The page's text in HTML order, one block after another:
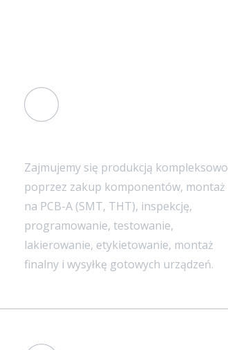
Zajmujemy się produkcją kompleksowo
poprzez zakup komponentów, montaż
na PCB-A (SMT, THT), inspekcję,
programowanie, testowanie,
lakierowanie, etykietowanie, montaż
finalny i wysyłkę gotowych urządzeń.